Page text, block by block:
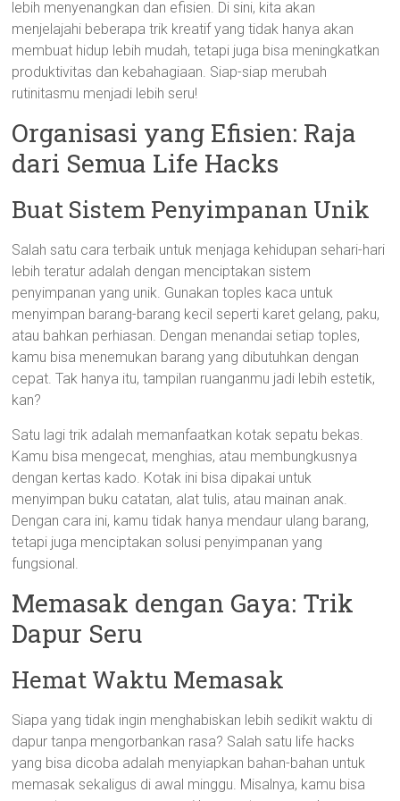
lebih menyenangkan dan efisien. Di sini, kita akan
menjelajahi beberapa trik kreatif yang tidak hanya akan
membuat hidup lebih mudah, tetapi juga bisa meningkatkan
produktivitas dan kebahagiaan. Siap-siap merubah
rutinitasmu menjadi lebih seru!
Organisasi yang Efisien: Raja
dari Semua Life Hacks
Buat Sistem Penyimpanan Unik
Salah satu cara terbaik untuk menjaga kehidupan sehari-hari
lebih teratur adalah dengan menciptakan sistem
penyimpanan yang unik. Gunakan toples kaca untuk
menyimpan barang-barang kecil seperti karet gelang, paku,
atau bahkan perhiasan. Dengan menandai setiap toples,
kamu bisa menemukan barang yang dibutuhkan dengan
cepat. Tak hanya itu, tampilan ruanganmu jadi lebih estetik,
kan?
Satu lagi trik adalah memanfaatkan kotak sepatu bekas.
Kamu bisa mengecat, menghias, atau membungkusnya
dengan kertas kado. Kotak ini bisa dipakai untuk
menyimpan buku catatan, alat tulis, atau mainan anak.
Dengan cara ini, kamu tidak hanya mendaur ulang barang,
tetapi juga menciptakan solusi penyimpanan yang
fungsional.
Memasak dengan Gaya: Trik
Dapur Seru
Hemat Waktu Memasak
Siapa yang tidak ingin menghabiskan lebih sedikit waktu di
dapur tanpa mengorbankan rasa? Salah satu life hacks
yang bisa dicoba adalah menyiapkan bahan-bahan untuk
memasak sekaligus di awal minggu. Misalnya, kamu bisa